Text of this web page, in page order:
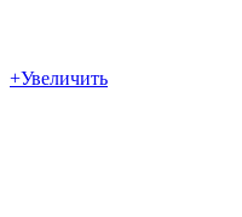
+Увеличить